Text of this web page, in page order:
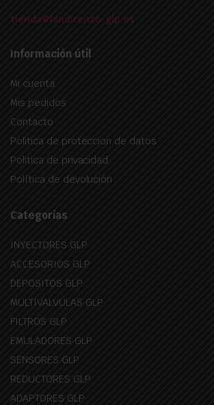
tienda@landirenzo-glp.es
Información útil
Mi cuenta
Mis pedidos
Contacto
Politica de proteccion de datos
Politica de privacidad
Política de devolución
Categorías
INYECTORES GLP
ACCESORIOS GLP
DEPOSITOS GLP
MULTIVALVULAS GLP
FILTROS GLP
EMULADORES GLP
SENSORES GLP
REDUCTORES GLP
ADAPTORES GLP